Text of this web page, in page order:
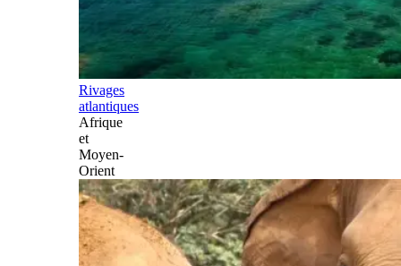
Rivages
atlantiques
Afrique
et
Moyen-
Orient